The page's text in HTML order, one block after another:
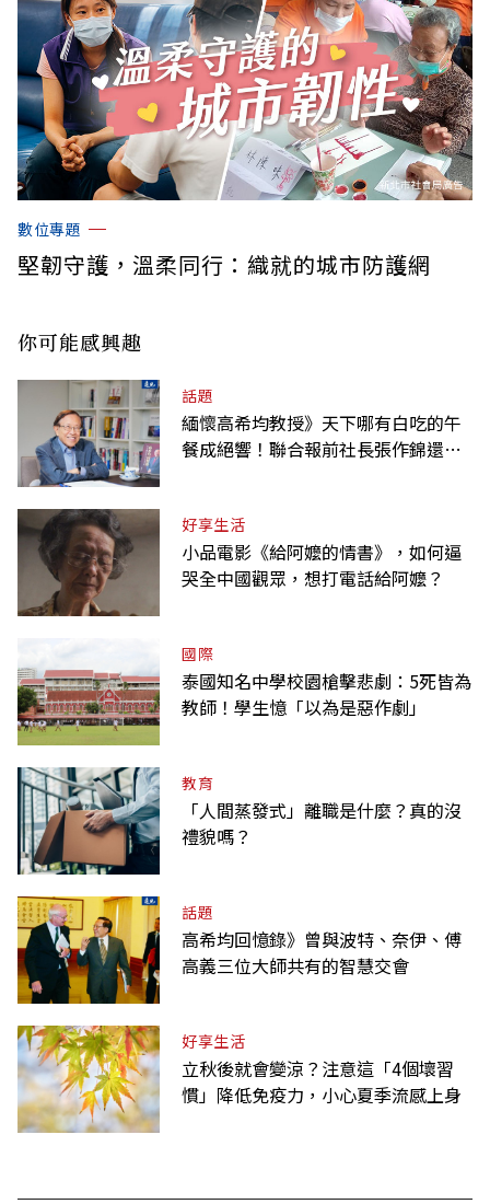
數位專題
堅韌守護，溫柔同行：織就的城市防護網
你可能感興趣
話題
緬懷高希均教授》天下哪有白吃的午
餐成絕響！聯合報前社長張作錦還原
好享生活
小品電影《給阿嬤的情書》，如何逼
哭全中國觀眾，想打電話給阿嬤？
國際
泰國知名中學校園槍擊悲劇：5死皆為
教師！學生憶「以為是惡作劇」
教育
「人間蒸發式」離職是什麼？真的沒
禮貌嗎？
話題
高希均回憶錄》曾與波特、奈伊、傅
高義三位大師共有的智慧交會
好享生活
立秋後就會變涼？注意這「4個壞習
慣」降低免疫力，小心夏季流感上身